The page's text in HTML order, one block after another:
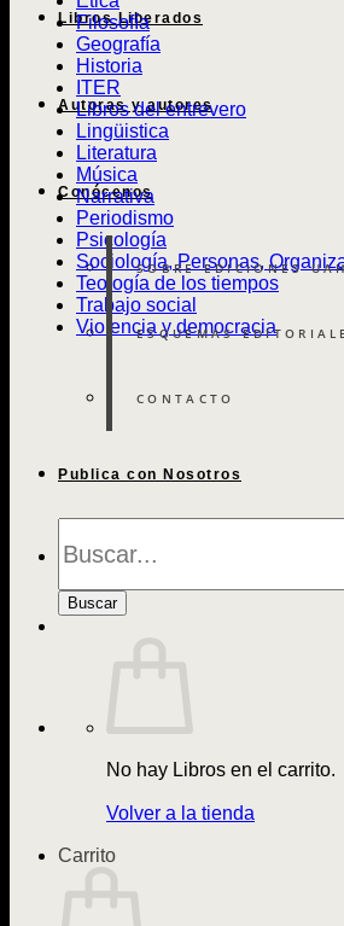
Libros Liberados
Autoras y autores
Conócenos
SOBRE EDICIONES
ESQUEMAS
CONTACTO
Publica con Nosotros
de
Buscar
No hay Libros en el carrito.
Volver a la tienda
Carrito
Filosofía
Geografía
Historia
ITER
Libros del entrevero
Lingüistica
Literatura
Música
Narrativa
Periodismo
Psicología
Sociología, Personas,
Teología de los tiempos
Trabajo social
Violencia y democracia